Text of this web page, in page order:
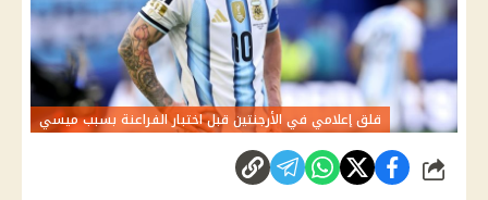
قلق إعلامي في الأرجنتين قبل اختبار الفراعنة بسبب ميسي
شارك